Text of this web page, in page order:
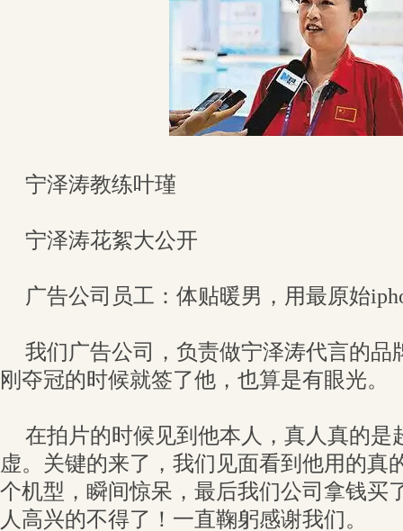
宁泽涛教练叶瑾
宁泽涛花絮大公开
广告公司员工：体贴暖男，用最原始
我们广告公司，负责做宁泽涛代言的品
刚夺冠的时候就签了他，也算是有眼光。
在拍片的时候见到他本人，真人真的是
虚。关键的来了，我们见面看到他用的真
个机型，瞬间惊呆，最后我们公司拿钱买
人高兴的不得了！一直鞠躬感谢我们。